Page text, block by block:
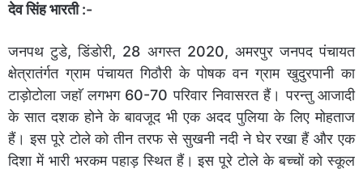
देव सिंह भारती :-
जनपथ टुडे, डिंडोरी, 28 अगस्त 2020, अमरपुर जनपद पंचायत
क्षेत्रातंर्गत ग्राम पंचायत गिठौरी के पोषक वन ग्राम खुदुरपानी का
टाड़ोटोला जहाॅ लगभग 60-70 परिवार निवासरत हैं। परन्तु आजादी
के सात दशक होने के बावजूद भी एक अदद पुलिया के लिए मोहताज
हैं। इस पूरे टोले को तीन तरफ से सुखनी नदी ने घेर रखा हैं और एक
दिशा में भारी भरकम पहाड़ स्थित हैं। इस पूरे टोले के बच्चों को स्कूल